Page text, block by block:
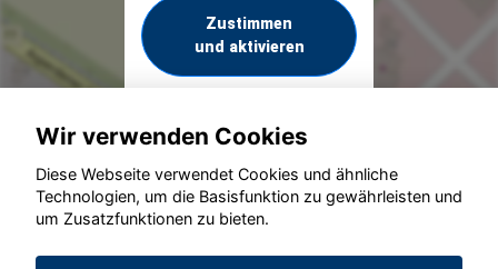
Zustimmen
und aktivieren
© konjunkturmotor.de GmbH 2020 - 2026
Wir verwenden Cookies
Diese Webseite verwendet Cookies und ähnliche
Technologien, um die Basisfunktion zu gewährleisten und
um Zusatzfunktionen zu bieten.